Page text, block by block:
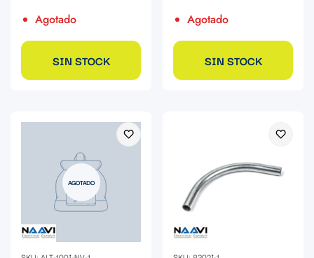
Agotado
SIN STOCK
Agotado
SIN STOCK
AGOTADO